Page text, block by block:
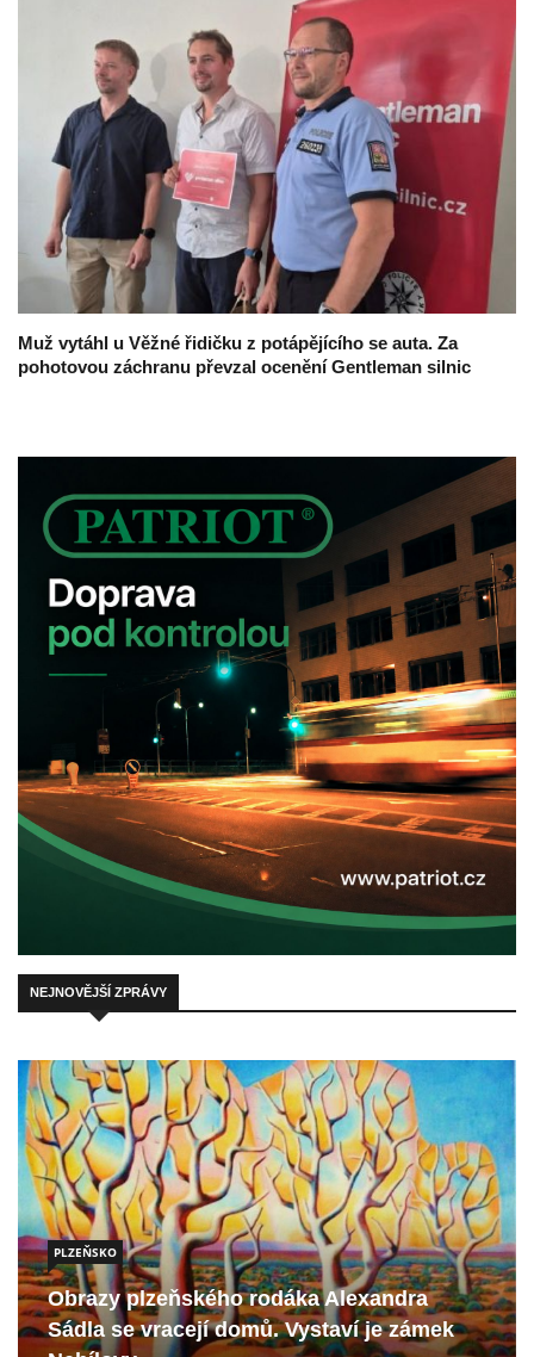
Muž vytáhl u Věžné řidičku z potápějícího se auta. Za
pohotovou záchranu převzal ocenění Gentleman silnic
NEJNOVĚJŠÍ ZPRÁVY
PLZEŇSKO
Obrazy plzeňského rodáka Alexandra
Sádla se vracejí domů. Vystaví je zámek